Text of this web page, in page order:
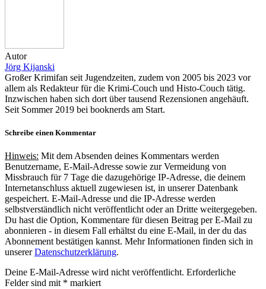
Autor
Jörg Kijanski
Großer Krimifan seit Jugendzeiten, zudem von 2005 bis 2023 vor
allem als Redakteur für die Krimi-Couch und Histo-Couch tätig.
Inzwischen haben sich dort über tausend Rezensionen angehäuft.
Seit Sommer 2019 bei booknerds am Start.
Schreibe einen Kommentar
Hinweis: Mit dem Absenden deines Kommentars werden
Benutzername, E-Mail-Adresse sowie zur Vermeidung von
Missbrauch für 7 Tage die dazugehörige IP-Adresse, die deinem
Internetanschluss aktuell zugewiesen ist, in unserer Datenbank
gespeichert. E-Mail-Adresse und die IP-Adresse werden
selbstverständlich nicht veröffentlicht oder an Dritte weitergegeben.
Du hast die Option, Kommentare für diesen Beitrag per E-Mail zu
abonnieren - in diesem Fall erhältst du eine E-Mail, in der du das
Abonnement bestätigen kannst. Mehr Informationen finden sich in
unsererDatenschutzerklärung.
Deine E-Mail-Adresse wird nicht veröffentlicht. Erforderliche
Felder sind mit * markiert